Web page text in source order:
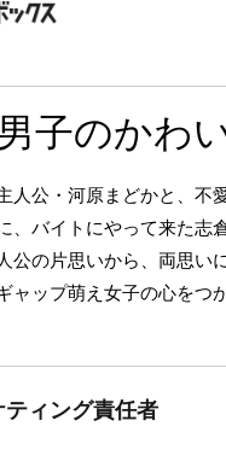
子のかわ
人公・河原まどかと、不
、バイトにやって来た
公の片思いから、両思
ャップ萌え女子の心を
ティング責任者